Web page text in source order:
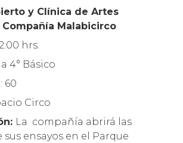
Compañía Malabicirco
hrs.
4° Básico
60
Circo
La compañía abrirá las
sus ensayos en el Parque